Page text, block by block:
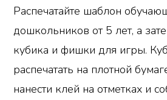
Распечатайте шаблон
дошкольников от 5 лет, а
кубика и фишки для игры.
распечатать на плотной
нанести клей на отметках и